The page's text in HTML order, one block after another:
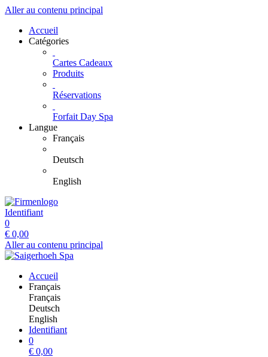
Aller au contenu principal
Accueil
Catégories
Cartes Cadeaux
Produits
Réservations
Forfait Day Spa
Langue
Français
Deutsch
English
Identifiant
0
€ 0,00
Aller au contenu principal
Accueil
Français
Français
Deutsch
English
Identifiant
0
€ 0,00